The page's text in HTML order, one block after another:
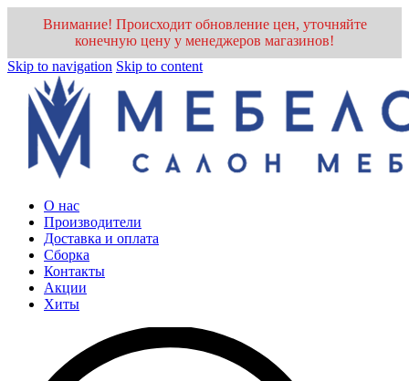
Внимание! Происходит обновление цен, уточняйте
конечную цену у менеджеров магазинов!
Skip to navigation Skip to content
О нас
Производители
Доставка и оплата
Cборка
Контакты
Акции
Хиты